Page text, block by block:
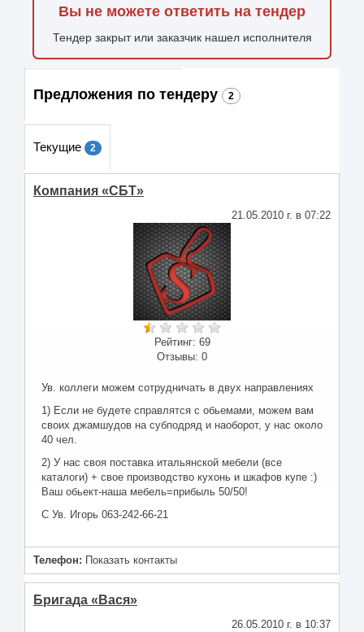
Вы не можете ответить на тендер
Тендер закрыт или заказчик нашел исполнителя
Предложения по тендеру 2
Текущие 2
Компания «CБТ»
21.05.2010 г. в 07:22
Рейтинг: 69
Отзывы: 0
Ув. коллеги можем сотрудничать в двух направлениях
1) Если не будете справлятся с обьемами, можем вам
своих джамшудов на субподряд и наоборот, у нас около
40 чел.
2) У нас своя поставка итальянской мебели (все
каталоги) + свое производство кухонь и шкафов купе :)
Ваш обьект-наша мебель=прибыль 50/50!
С Ув. Игорь 063-242-66-21
Телефон: Показать контакты
Бригада «Вася»
26.05.2010 г. в 10:37